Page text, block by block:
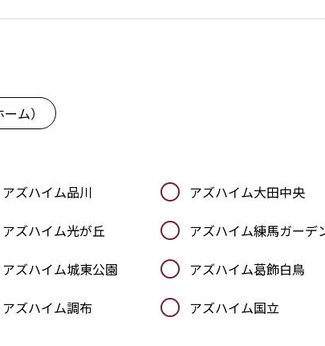
ム）
アズハイム品川
アズハイム大田中央
アズハイム光が丘
アズハイム練馬ガーデ
アズハイム城東公園
アズハイム葛飾白鳥
アズハイム調布
アズハイム国立